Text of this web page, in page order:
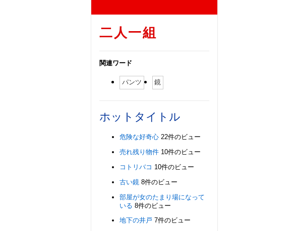
二人一組
関連ワード
パンツ 鏡
ホットタイトル
危険な好奇心 22件のビュー
売れ残り物件 10件のビュー
コトリバコ 10件のビュー
古い鏡 8件のビュー
部屋が女のたまり場になって
いる 8件のビュー
地下の井戸 7件のビュー